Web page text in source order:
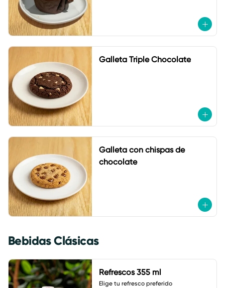
Galleta Triple Chocolate
Galleta con chispas de
chocolate
Bebidas Clásicas
Refrescos 355 ml
Elige tu refresco preferido